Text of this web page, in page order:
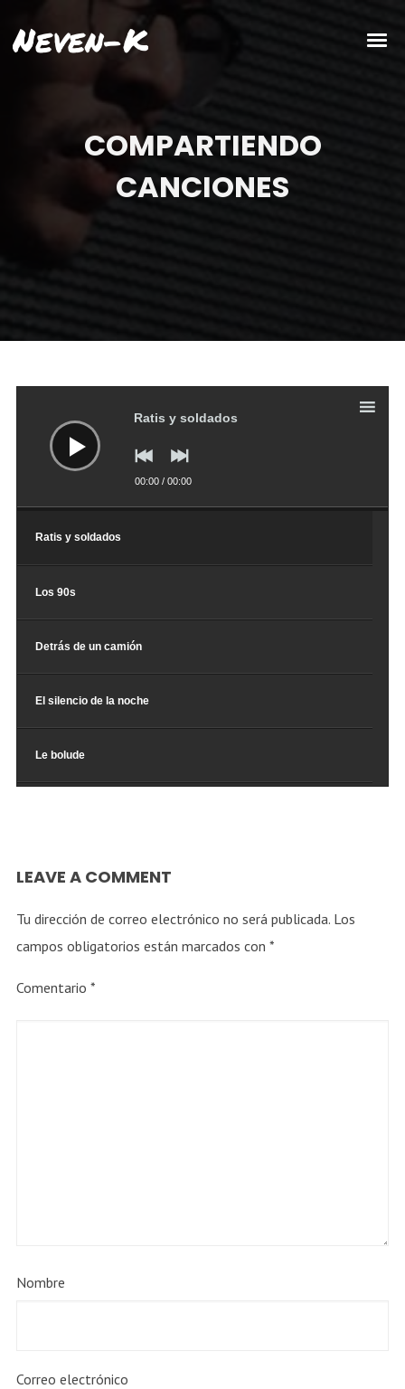
Neven-K
COMPARTIENDO
CANCIONES
Ratis y soldados
00:00/ 00:00
Ratis y soldados
Los 90s
Detrás de un camión
El silencio de la noche
Le bolude
Salud
LEAVE A COMMENT
Tu dirección de correo electrónico no será publicada. Los
campos obligatorios están marcados con *
Comentario *
Nombre
Correo electrónico